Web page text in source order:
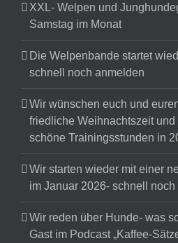
XXL- Welpen und
Samstag im Monat
Die Welpenbande startet
schnell noch anmelden
Wir wünschen euch und
friedliche Weihnachtszeit
schöne Trainingsstunden in
Wir starten wieder mit einer
im Januar 2026- schnell noch
Wir reden über Hunde- was
Gast im Podcast „Kaffee-